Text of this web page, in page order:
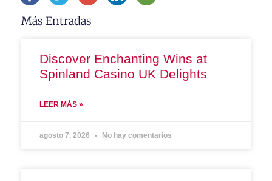
Más Entradas
Discover Enchanting Wins at
Spinland Casino UK Delights
LEER MÁS »
agosto 7, 2026 No hay comentarios